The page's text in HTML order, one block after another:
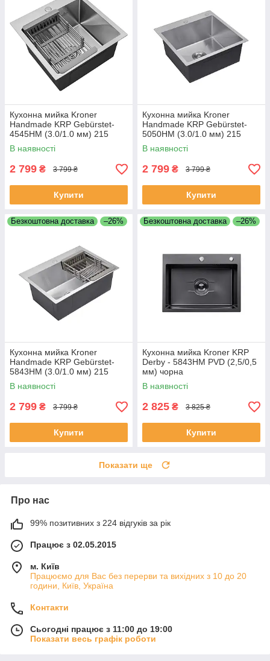
Кухонна мийка Kroner
Handmade KRP Gebürstet-
4545HM (3.0/1.0 мм) 215
нерж. 4545 + кошик
В наявності
2 799 ₴ 3 799 ₴
Купити
Кухонна мийка Kroner
Handmade KRP Gebürstet-
5050HM (3.0/1.0 мм) 215
нерж. 5050 + кошик
В наявності
2 799 ₴ 3 799 ₴
Купити
Безкоштовна доставка –26%
Кухонна мийка Kroner
Handmade KRP Gebürstet-
5843HM (3.0/1.0 мм) 215
нерж. 5843 + кошик
В наявності
2 799 ₴ 3 799 ₴
Купити
Безкоштовна доставка –26%
Кухонна мийка Kroner KRP
Derby - 5843HM PVD (2,5/0,5
мм) чорна
В наявності
2 825 ₴ 3 825 ₴
Купити
Показати ще
Про нас
99% позитивних з 224 відгуків за рік
Працює з 02.05.2015
м. Київ
Працюємо для Вас без перерви та вихідних з 10 до 20
години, Київ, Україна
Контакти
Сьогодні працює з 11:00 до 19:00
Показати весь графік роботи